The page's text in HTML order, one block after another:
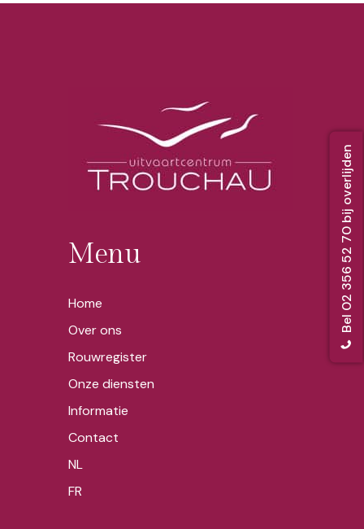
Bel 02 356 52 70 bij overlijden
Menu
Home
Over ons
Rouwregister
Onze diensten
Informatie
Contact
NL
FR